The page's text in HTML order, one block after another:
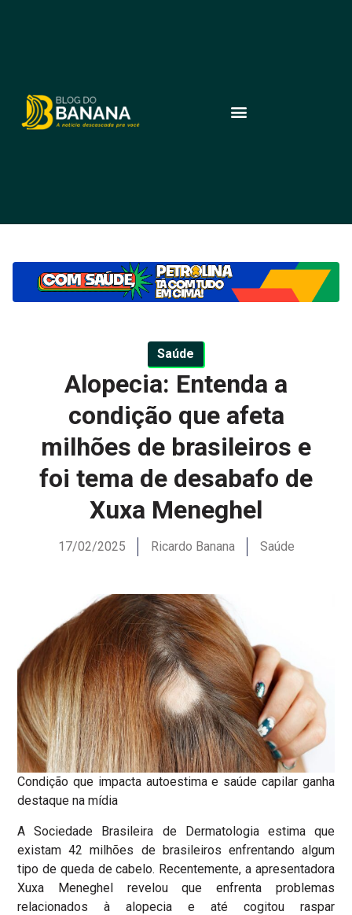
Saúde
Alopecia: Entenda a
condição que afeta
milhões de brasileiros e
foi tema de desabafo de
Xuxa Meneghel
17/02/2025 Ricardo Banana Saúde
Condição que impacta autoestima e saúde capilar ganha
destaque na mídia
A Sociedade Brasileira de Dermatologia estima que
existam 42 milhões de brasileiros enfrentando algum
tipo de queda de cabelo. Recentemente, a apresentadora
Xuxa Meneghel revelou que enfrenta problemas
relacionados à alopecia e até cogitou raspar